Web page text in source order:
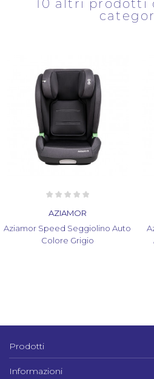
10 altri prodotti
AZIAMOR
Aziamor Speed Seggiolino Auto
Colore Grigio
Prodotti
Informazioni